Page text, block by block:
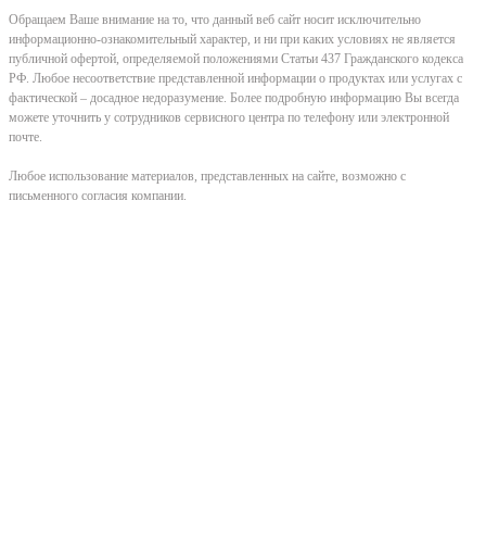
Обращаем Ваше внимание на то, что данный веб сайт носит исключительно
информационно-ознакомительный характер, и ни при каких условиях не является
публичной офертой, определяемой положениями Статьи 437 Гражданского кодекса
РФ. Любое несоответствие представленной информации о продуктах или услугах с
фактической – досадное недоразумение. Более подробную информацию Вы всегда
можете уточнить у сотрудников сервисного центра по телефону или электронной
почте.
Любое использование материалов, представленных на сайте, возможно с
письменного согласия компании.